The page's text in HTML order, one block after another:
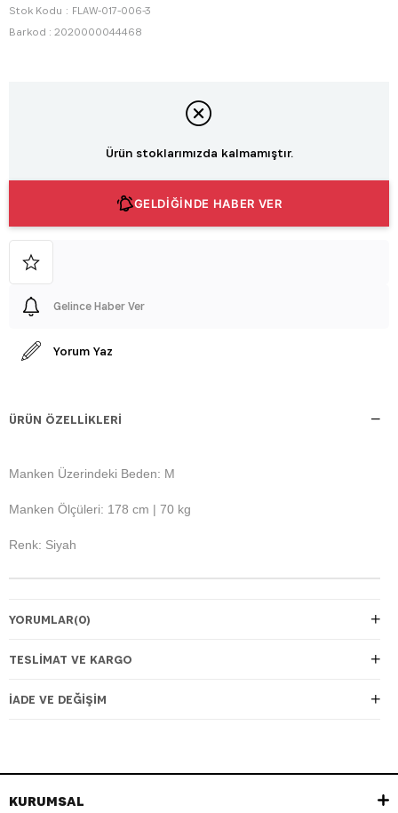
Stok Kodu
FLAW-017-006-3
Barkod : 2020000044468
Ürün stoklarımızda kalmamıştır.
GELDİĞİNDE HABER VER
Gelince Haber Ver
Yorum Yaz
ÜRÜN ÖZELLIKLERI
Manken Üzerindeki Beden: M
Manken Ölçüleri: 178 cm | 70 kg
Renk: Siyah
YORUMLAR(0)
TESLIMAT VE KARGO
İADE VE DEĞIŞIM
KURUMSAL